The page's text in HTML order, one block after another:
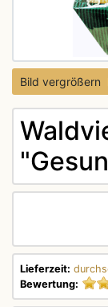
Bild vergrößern
Lieferzeit:
Bewertung: